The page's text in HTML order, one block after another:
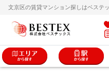
文京区の賃貸マンション探しはベステ